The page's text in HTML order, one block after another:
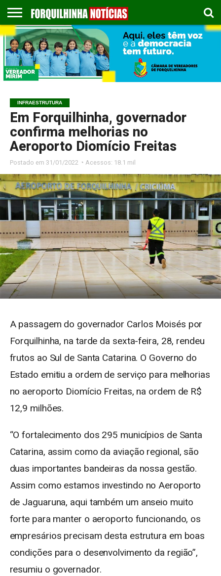
COLUNISTAS
EMPREGOS
ESPORTES
PUBLICAÇÃO
LEGAL
GASTRONOMIA
CONTATO
INFRAESTRUTURA
Em Forquilhinha, governador
confirma melhorias no
Aeroporto Diomício Freitas
Postado em 31/01/2022 ◔ Acessos: 18.1 mil
A passagem do governador Carlos Moisés por
Forquilhinha, na tarde da sexta-feira, 28, rendeu
frutos ao Sul de Santa Catarina. O Governo do
Estado emitiu a ordem de serviço para melhorias
no aeroporto Diomício Freitas, na ordem de R$
12,9 milhões.
“O fortalecimento dos 295 municípios de Santa
Catarina, assim como da aviação regional, são
duas importantes bandeiras da nossa gestão.
Assim como estamos investindo no Aeroporto
de Jaguaruna, aqui também um anseio muito
forte para manter o aeroporto funcionando, os
empresários precisam desta estrutura em boas
condições para o desenvolvimento da região”,
resumiu o governador.